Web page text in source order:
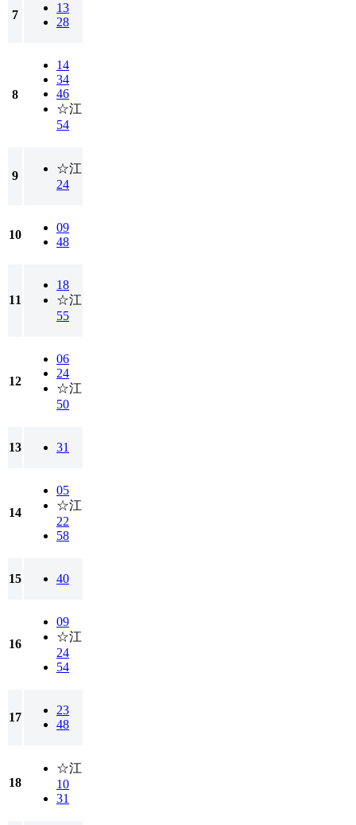
7
13
28
8
14
34
46
☆江
54
9
☆江
24
10
09
48
11
18
☆江
55
12
06
24
☆江
50
13 31
14
05
☆江
22
58
15 40
16
09
☆江
24
54
17
23
48
18
☆江
10
31